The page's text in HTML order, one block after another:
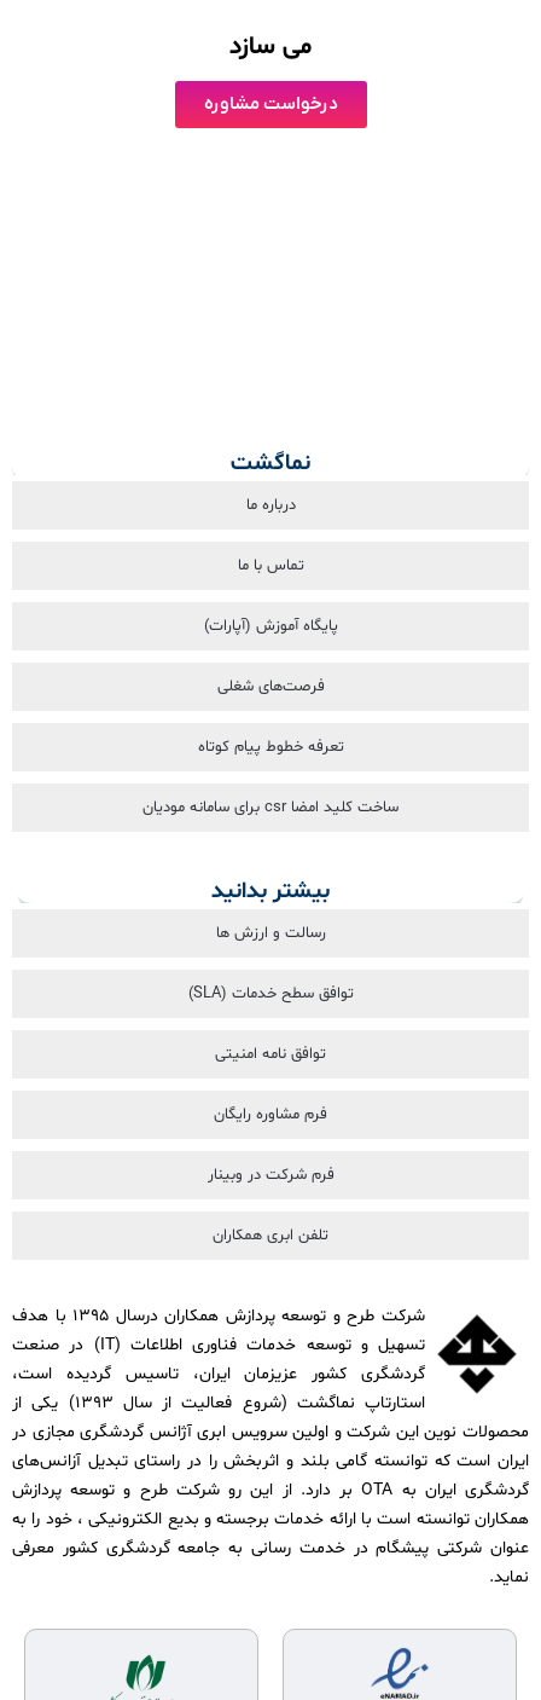
می سازد
درخواست مشاوره
نماگشت
درباره ما
تماس با ما
پایگاه آموزش (آپارات)
فرصت‌های شغلی
تعرفه خطوط پیام کوتاه
ساخت کلید امضا csr برای سامانه مودیان
بیشتر بدانید
رسالت و ارزش ها
توافق سطح خدمات (SLA)
توافق نامه امنیتی
فرم مشاوره رایگان
فرم شرکت در وبینار
تلفن ابری همکاران
شرکت طرح و توسعه پردازش همکاران درسال ۱۳۹۵ با هدف
تسهیل و توسعه خدمات فناوری اطلاعات (IT) در صنعت
گردشگری کشور عزیزمان ایران، تاسیس گردیده است،
استارتاپ نماگشت (شروع فعالیت از سال ۱۳۹۳) یکی از
محصولات نوین این شرکت و اولین سرویس ابری آژانس گردشگری مجازی در
ایران است که توانسته گامی بلند و اثربخش را در راستای تبدیل آزانس‌های
گردشگری ایران به OTA بر دارد. از این رو شرکت طرح و توسعه پردازش
همکاران توانسته است با ارائه خدمات برجسته و بدیع الکترونیکی ، خود را به
عنوان شرکتی پیشگام در خدمت رسانی به جامعه گردشگری کشور معرفی
نماید.